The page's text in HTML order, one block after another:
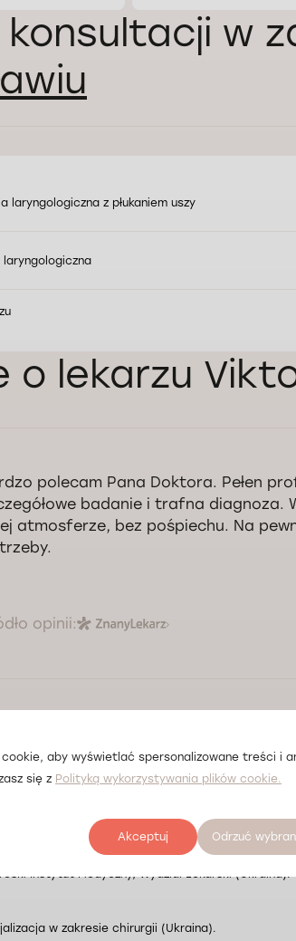
konsultacji w
laryngologiczna z płukaniem uszy
laryngologiczna
o lekarzu
polecam Pana Doktora. Pełen
badanie i trafna diagnoza.
atmosferze, bez pośpiechu. Na
opinii:
Lek. Viktora
Instytut Medyczny, Wydział Lekarski (Ukraina).
w zakresie chirurgii (Ukraina).
cookie, aby wyświetlać spersonalizowane treści i
się z Polityką wykorzystywania plików cookie.
Akceptuj Odrzuć